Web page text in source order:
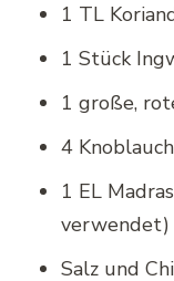
1 TL
1 Stück
1 große,
4
1 EL
verwendet)
Salz und